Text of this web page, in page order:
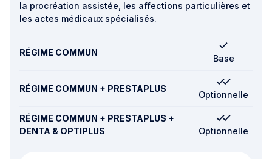
la procréation assistée, les affections particulières et
les actes médicaux spécialisés.
RÉGIME COMMUN
Base
RÉGIME COMMUN + PRESTAPLUS
Optionnelle
RÉGIME COMMUN + PRESTAPLUS +
DENTA & OPTIPLUS
Optionnelle